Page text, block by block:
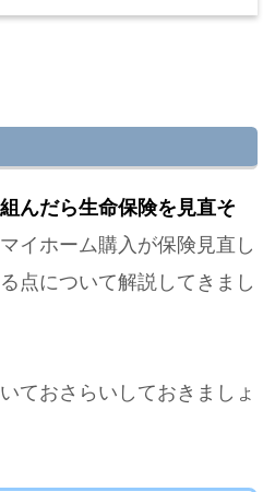
んだら生命保険を見直そ
イホーム購入が保険見直し
点について解説してきまし
ておさらいしておきましょ